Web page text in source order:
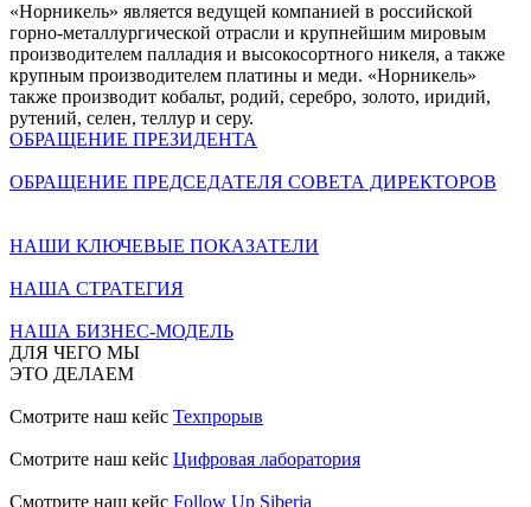
«Норникель» является ведущей компанией в российской
горно-металлургической отрасли и крупнейшим мировым
производителем палладия и высокосортного никеля, а также
крупным производителем платины и меди. «Норникель»
также производит кобальт, родий, серебро, золото, иридий,
рутений, селен, теллур и серу.
ОБРАЩЕНИЕ ПРЕЗИДЕНТА
ОБРАЩЕНИЕ ПРЕДСЕДАТЕЛЯ СОВЕТА ДИРЕКТОРОВ
НАШИ КЛЮЧЕВЫЕ ПОКАЗАТЕЛИ
НАША СТРАТЕГИЯ
НАША БИЗНЕС-МОДЕЛЬ
ДЛЯ ЧЕГО МЫ
ЭТО ДЕЛАЕМ
Смотрите наш кейс Техпрорыв
Смотрите наш кейс Цифровая лаборатория
Смотрите наш кейс Follow Up Siberia